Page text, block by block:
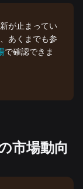
が止まってい
あくまでも参
で確認できま
市場動向